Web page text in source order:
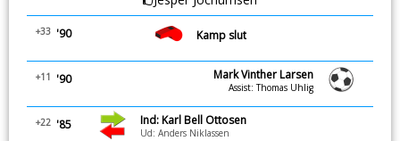
'90
+33 Kamp slut
'90
+11 Mark Vinther Larsen
Assist: Thomas Uhlig
'85
+22 Ind: Karl Bell Ottosen
Ud: Anders Niklassen